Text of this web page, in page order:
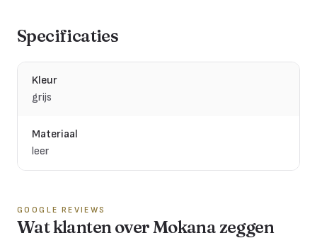
Specificaties
Kleur
grijs
Materiaal
leer
GOOGLE REVIEWS
Wat klanten over Mokana zeggen